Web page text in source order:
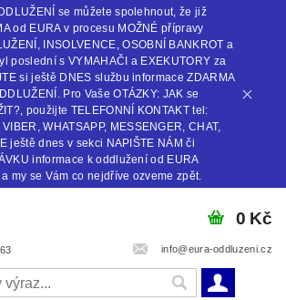
se můžete spolehnout, že již
od EURA v procesu MOŽNÉ přípravy
INSOLVENCE, OSOBNÍ BANKROT a
poslední s VYMAHAČI a EXEKUTORY za
si ještě DNES službu informace ZDARMA
Pro Vaše OTÁZKY: JAK se
použijte TELEFONNÍ KONTAKT tel:
WHATSAPP, MESSENGER, CHAT,
ještě dnes v sekci NAPIŠTE NÁM či
informace k oddlužení od EURA
my se Vám co nejdříve ozveme zpět.
info@eura-oddluzeni.cz
0 Kč